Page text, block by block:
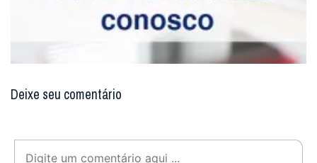
Deixe seu comentário